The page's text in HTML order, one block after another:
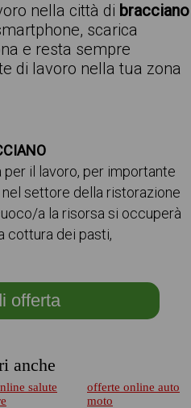
nella città di bracciano
scarica
e resta sempre
di lavoro nella tua zona
per il lavoro, per importante
settore della ristorazione
a la risorsa si occuperà
cottura dei pasti,
offerta
anche
salute
offerte online auto
moto